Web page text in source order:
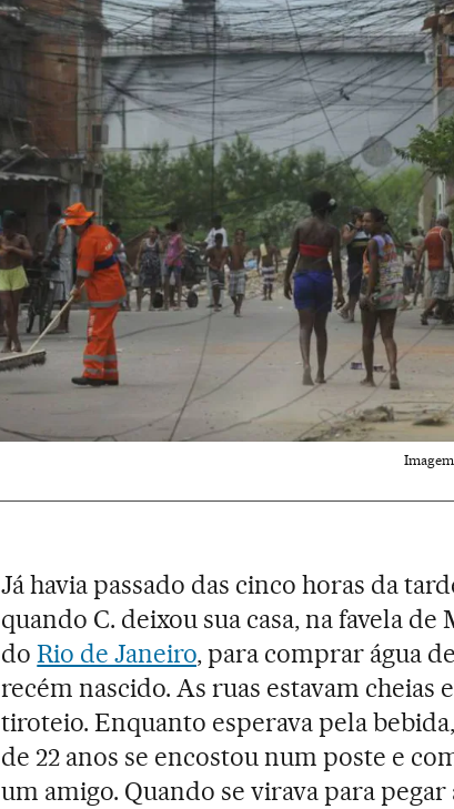
Já havia passado das cinco horas da
quando C. deixou sua casa, na favela
doRio de Janeiro, para comprar água
recém nascido. As ruas estavam cheias
tiroteio. Enquanto esperava pela
de 22 anos se encostou num poste e
um amigo. Quando se virava para